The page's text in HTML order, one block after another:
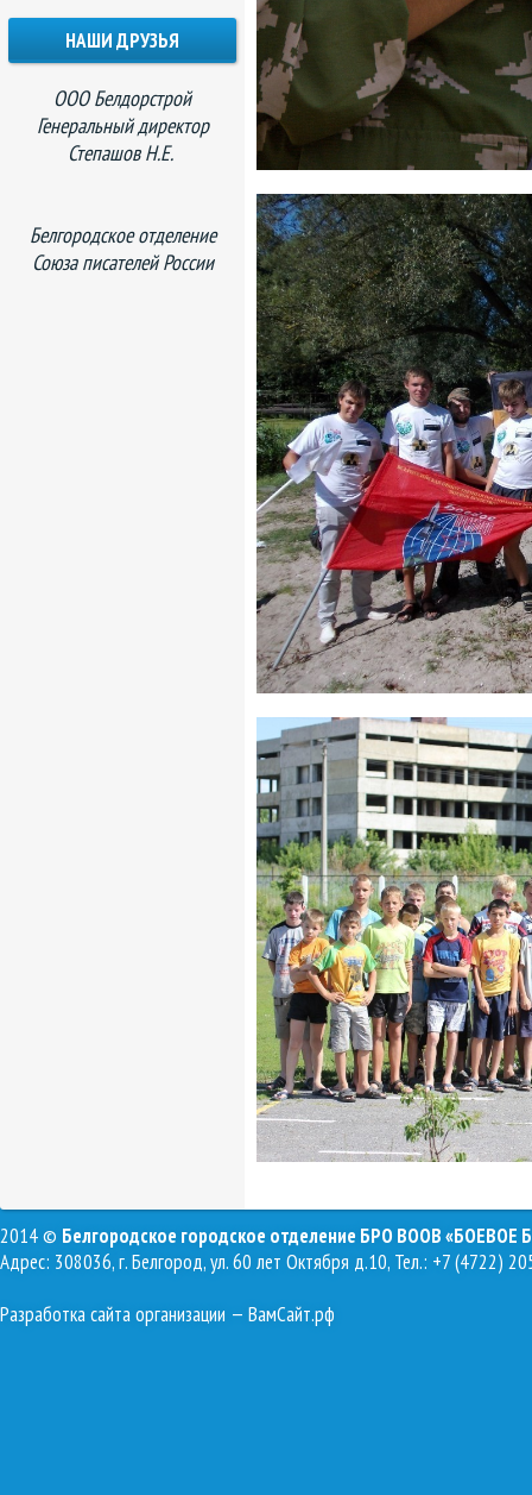
НАШИ ДРУЗЬЯ
ООО Белдорстрой
Генеральный директор
Степашов Н.Е.
Белгородское отделение
Союза писателей России
2014 © Белгородское городское отделение БРО ВООВ «БОЕВОЕ
Адрес: 308036, г. Белгород, ул. 60 лет Октября д.10, Тел.: +7 (4722)
Разработка сайта организации — ВамСайт.рф